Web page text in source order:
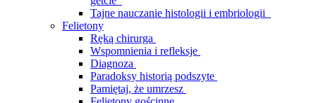
Tajne nauczanie histologii i embriologii
Felietony
Ręką chirurga
Wspomnienia i refleksje
Diagnoza
Paradoksy historią podszyte
Pamiętaj, że umrzesz